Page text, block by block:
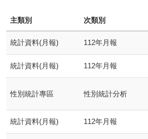
主類別 次類別
統計資料(月報) 112年月報
統計資料(月報) 112年月報
性別統計專區 性別統計分析
統計資料(月報) 112年月報